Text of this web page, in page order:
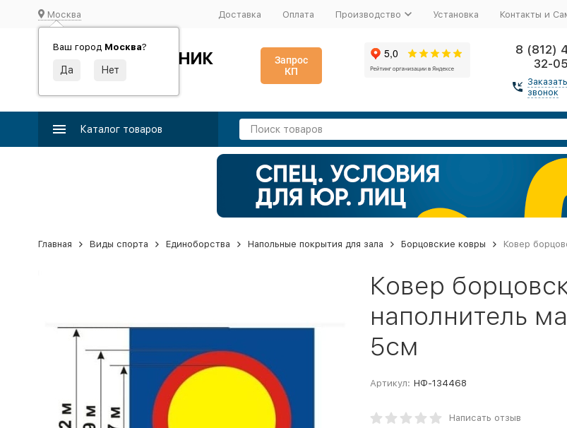
Москва
Ваш город Москва?
Доставка Оплата Производство Установка Контакты и
ИДЕАЛЬНЫЙ ТУРНИК
Производство и поставка спортивного оборудования
Запрос
КП
8 (812)
32-05
Заказать
звонок
Каталог товаров
Главная Виды спорта Единоборства Напольные покрытия для зала Борцовские ковры Ковер
Ковер
наполнитель
5см
Артикул: НФ-134468
Написать отзыв